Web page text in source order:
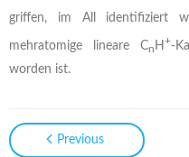
griffen, im All identifiziert
mehratomige lineare Cn H+-
worden ist.
Previous